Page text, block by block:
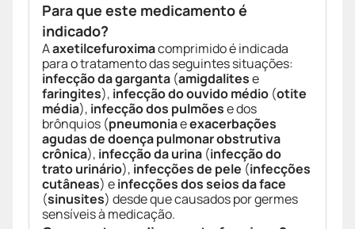
Para que este medicamento é
indicado?
Aaxetilcefuroximacomprimido é indicada
para o tratamento das seguintes situações:
infecção da garganta (amigdalitese
faringites), infecção do ouvido médio (otite
média), infecção dos pulmõese dos
brônquios (pneumoniaeexacerbações
agudas de doença pulmonar obstrutiva
crônica), infecção da urina (infecção do
trato urinário), infecções de pele (infecções
cutâneas) einfecções dos seios da face
(sinusites) desde que causados por germes
sensíveis à medicação.